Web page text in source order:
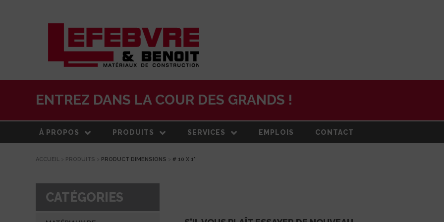
ENTREZ DANS LA COUR DES GRANDS !
À PROPOS
À PROPOS
ÉQUIPE
PRODUITS
MATÉRIAUX DE
SERVICES
LIVRAISON
EMPLOIS CONTACT
ACCUEIL > PRODUITS > PRODUCT DIMENSIONS > # 10 X 1"
CATÉGORIES